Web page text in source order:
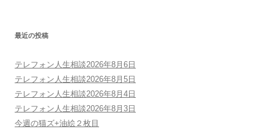
最近の投稿
テレフォン人生相談2026年8月6日
テレフォン人生相談2026年8月5日
テレフォン人生相談2026年8月4日
テレフォン人生相談2026年8月3日
今週の猫ズ+油絵２枚目